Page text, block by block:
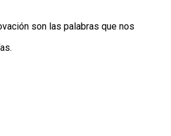
son las palabras que nos